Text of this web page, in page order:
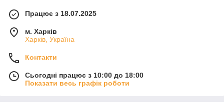
Працює з 18.07.2025
м. Харків
Харків, Україна
Контакти
Сьогодні працює з 10:00 до 18:00
Показати весь графік роботи